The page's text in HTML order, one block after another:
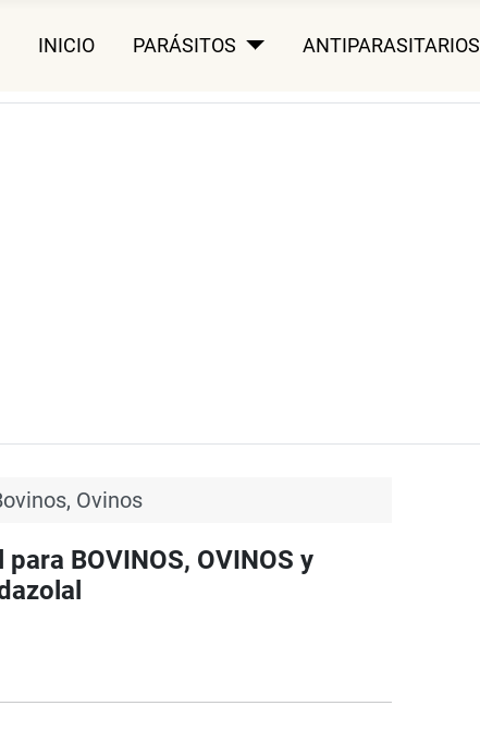
INICIO PARÁSITOS ANTIPARASITARIOS
Ovinos
BOVINOS, OVINOS y